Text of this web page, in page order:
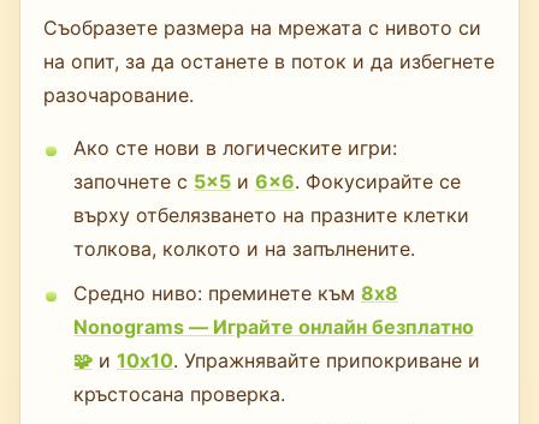
Съобразете размера на мрежата с нивото си
на опит, за да останете в поток и да избегнете
разочарование.
Ако сте нови в логическите игри:
започнете с 5×5и 6×6. Фокусирайте се
върху отбелязването на празните клетки
толкова, колкото и на запълнените.
Средно ниво: преминете към 8x8
Nonograms — Играйте онлайн безплатно
🧩и 10x10. Упражнявайте припокриване и
кръстосана проверка.